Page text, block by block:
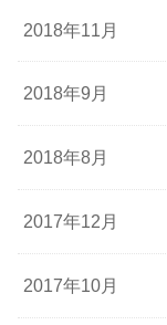
2018年11月
2018年9月
2018年8月
2017年12月
2017年10月